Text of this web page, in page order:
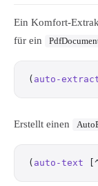
Ein Komfort-
für ein
( auto-
Erstellt einen
( auto-text